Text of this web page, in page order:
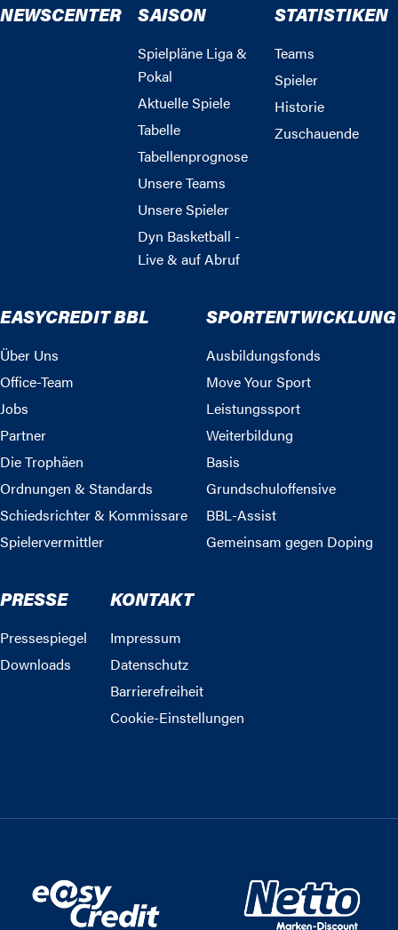
NEWSCENTER SAISON
Spielpläne Liga &
Pokal
Aktuelle Spiele
Tabelle
Tabellenprognose
Unsere Teams
Unsere Spieler
Dyn Basketball -
Live & auf Abruf
STATISTIKEN
Teams
Spieler
Historie
Zuschauende
EASYCREDIT BBL
Über Uns
Office-Team
Jobs
Partner
Die Trophäen
Ordnungen & Standards
Schiedsrichter & Kommissare
Spielervermittler
SPORTENTWICKLUNG
Ausbildungsfonds
Move Your Sport
Leistungssport
Weiterbildung
Basis
Grundschuloffensive
BBL-Assist
Gemeinsam gegen Doping
PRESSE
Pressespiegel
Downloads
KONTAKT
Impressum
Datenschutz
Barrierefreiheit
Cookie-Einstellungen